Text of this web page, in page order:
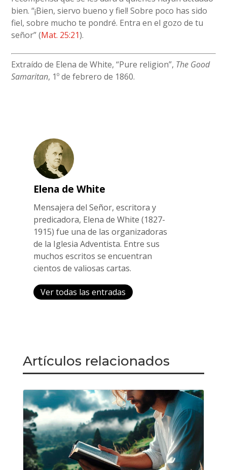
bien. “¡Bien, siervo bueno y fiel! Sobre poco has sido
fiel, sobre mucho te pondré. Entra en el gozo de tu
señor” (Mat. 25:21).
Extraído de Elena de White, “Pure religion”, The Good
Samaritan, 1º de febrero de 1860.
Elena de White
Mensajera del Señor, escritora y
predicadora, Elena de White (1827-
1915) fue una de las organizadoras
de la Iglesia Adventista. Entre sus
muchos escritos se encuentran
cientos de valiosas cartas.
Ver todas las entradas
Artículos relacionados